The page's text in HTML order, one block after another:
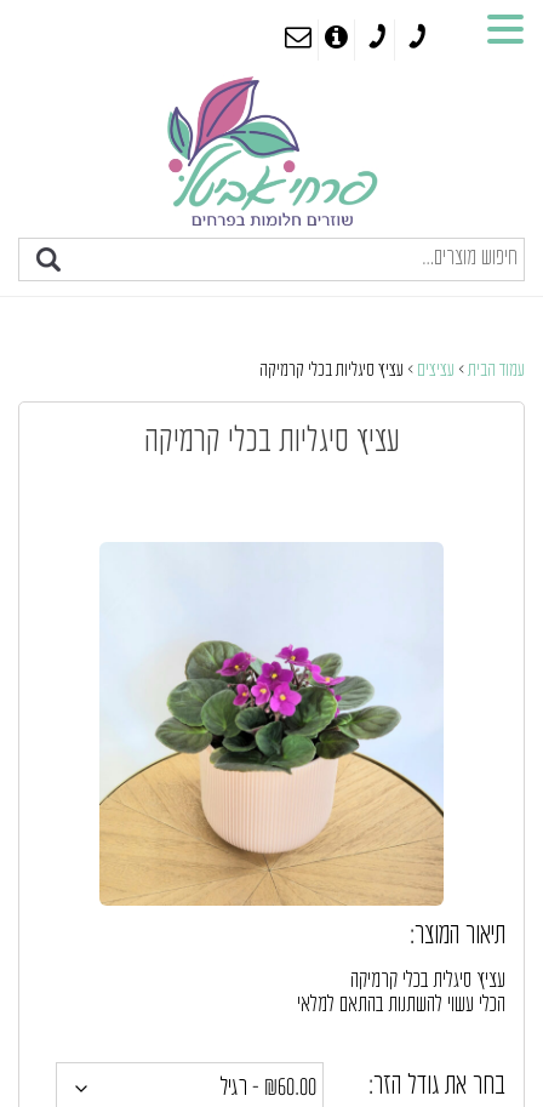
עמוד הבית > עציצים > עציץ סיגליות בכלי קרמיקה
עציץ סיגליות בכלי קרמיקה
תיאור המוצר:
עציץ סיגלית בכלי קרמיקה
הכלי עשוי להשתנות בהתאם למלאי
בחר את גודל הזר: